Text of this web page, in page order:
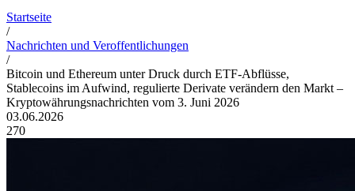
Startseite
/
Nachrichten und Veroffentlichungen
/
Bitcoin und Ethereum unter Druck durch ETF-Abflüsse,
Stablecoins im Aufwind, regulierte Derivate verändern den Markt –
Kryptowährungsnachrichten vom 3. Juni 2026
03.06.2026
270